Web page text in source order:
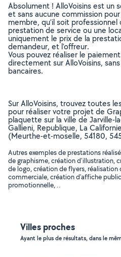
Absolument ! AlloVoisins est un
et sans aucune commission
membre, qu’il soit
prestation de service ou une
uniquement le prix de la
demandeur, et l’offreur.
Vous pouvez réaliser le
directement sur AlloVoisins,
bancaires.
Sur AlloVoisins, trouvez toutes
pour réaliser votre projet de
plaquette sur la ville de Jarville-
Gallieni, Republique, La
(Meurthe-et-moselle, 54180,
Autres exemples de prestations
de graphisme, création d'illustration,
de logo, création de flyers,
commerciale, création d'affiche
promotionnelle, ..
Villes proches
Ayant le plus de résultats, dans le